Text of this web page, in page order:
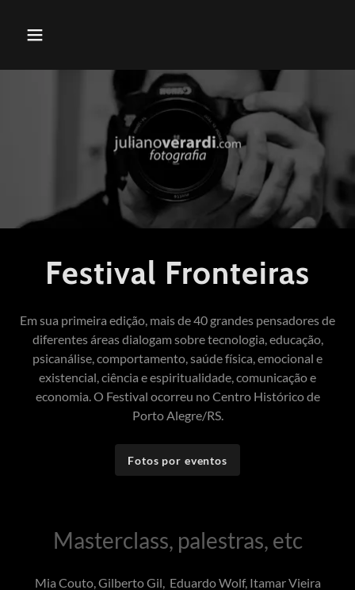
Festival Fronteiras
Em sua primeira edição, mais de 40 grandes pensadores de
diferentes áreas dialogam sobre tecnologia, educação,
psicanálise, comportamento, saúde física, emocional e
existencial, ciência e espiritualidade, comunicação e
economia. O Festival ocorreu no Centro Histórico de
Porto Alegre/RS.
Fotos por eventos
Masterclass, palestras, etc
Mia Couto, Gilberto Gil, Eduardo Wolf, Itamar Vieira